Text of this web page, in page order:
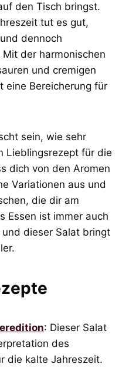
den Tisch bringst.
tut es gut,
dennoch
der harmonischen
und cremigen
eine Bereicherung für
sein, wie sehr
Lieblingsrezept für die
dich von den Aromen
Variationen aus und
die dir am
Essen ist immer auch
dieser Salat bringt
: Dieser Salat
des
die kalte Jahreszeit.